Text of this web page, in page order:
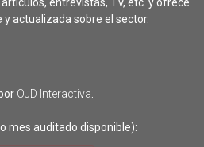
actualizada sobre el sector.
OJD Interactiva
mes auditado disponible):